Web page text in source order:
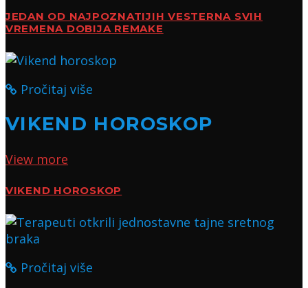
JEDAN OD NAJPOZNATIJIH VESTERNA SVIH
VREMENA DOBIJA REMAKE
Pročitaj više
VIKEND HOROSKOP
View more
VIKEND HOROSKOP
Pročitaj više